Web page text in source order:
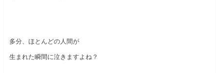
多分、ほとんどの人間が
生まれた瞬間に泣きますよね？